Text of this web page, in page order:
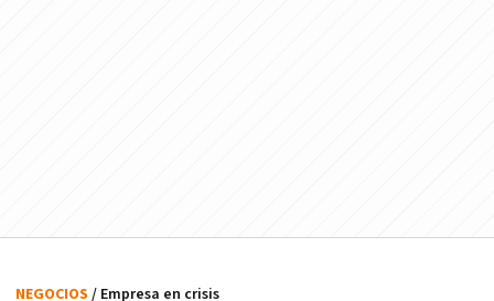
NEGOCIOS / Empresa en crisis